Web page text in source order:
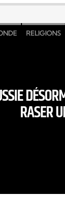
RELIGIONS
RASER